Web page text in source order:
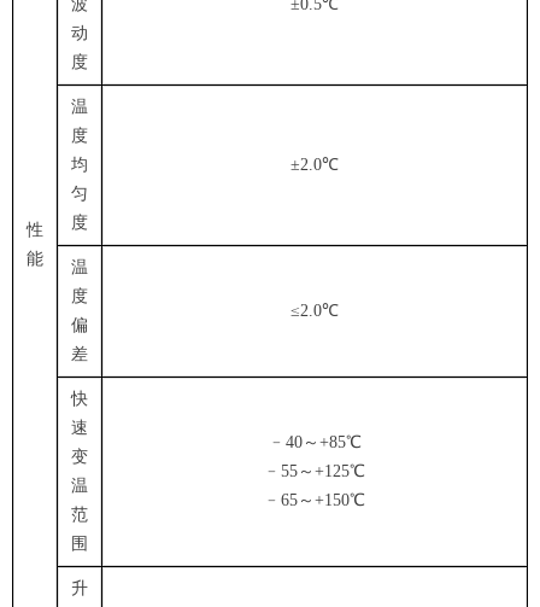
性
能
波
动
度
±0.5℃
温
度
均
匀
度
±2.0℃
温
度
偏
差
≤2.0℃
快
速
变
温
范
围
﹣40～+85℃
﹣55～+125℃
﹣65～+150℃
升